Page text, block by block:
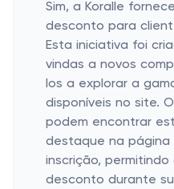
Sim, a Koralle
desconto para
Esta iniciativa foi
vindas a novos
los a explorar a
disponíveis no site.
podem encontrar
destaque na página
inscrição,
desconto durante